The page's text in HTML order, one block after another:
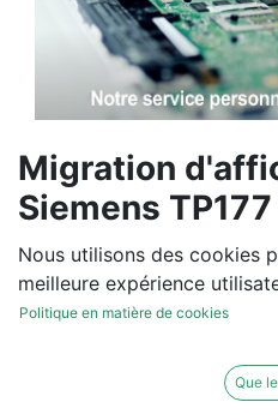
Migration
Siemens
Comfort
Vous souhaitez un
réparation ou de
diagnostic sur
Nous utilisons des cookies
meilleure expérience
Politique en matière de cookies
Que